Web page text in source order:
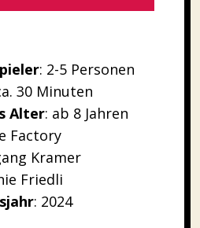
: 2-5 Personen
30 Minuten
Alter: ab 8 Jahren
Factory
Kramer
Friedli
: 2024